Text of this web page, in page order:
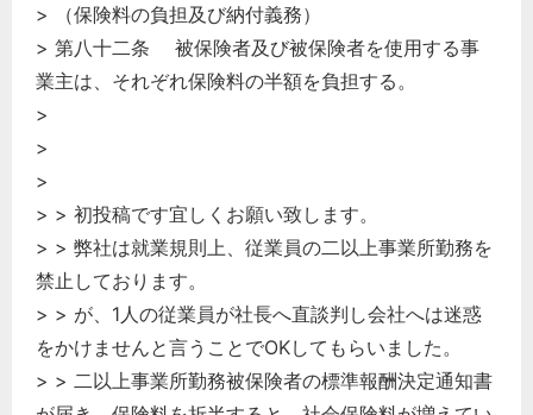
> （保険料の負担及び納付義務）
> 第八十二条 被保険者及び被保険者を使用する事
業主は、それぞれ保険料の半額を負担する。
>
>
>
> > 初投稿です宜しくお願い致します。
> > 弊社は就業規則上、従業員の二以上事業所勤務を
禁止しております。
> > が、1人の従業員が社長へ直談判し会社へは迷惑
をかけませんと言うことでOKしてもらいました。
> > 二以上事業所勤務被保険者の標準報酬決定通知書